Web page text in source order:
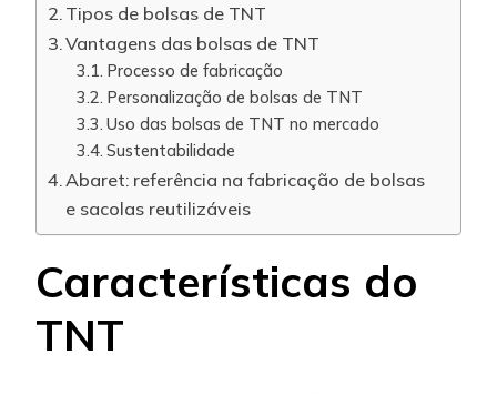
Tipos de bolsas de TNT
Vantagens das bolsas de TNT
Processo de fabricação
Personalização de bolsas de TNT
Uso das bolsas de TNT no mercado
Sustentabilidade
Abaret: referência na fabricação de bolsas
e sacolas reutilizáveis
Características do
TNT